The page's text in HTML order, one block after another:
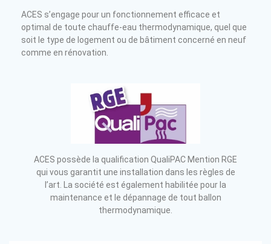
ACES s’engage pour un fonctionnement efficace et
optimal de toute chauffe-eau thermodynamique, quel que
soit le type de logement ou de bâtiment concerné en neuf
comme en rénovation.
ACES possède la qualification QualiPAC Mention RGE
qui vous garantit une installation dans les règles de
l’art. La société est également habilitée pour la
maintenance et le dépannage de tout ballon
thermodynamique.